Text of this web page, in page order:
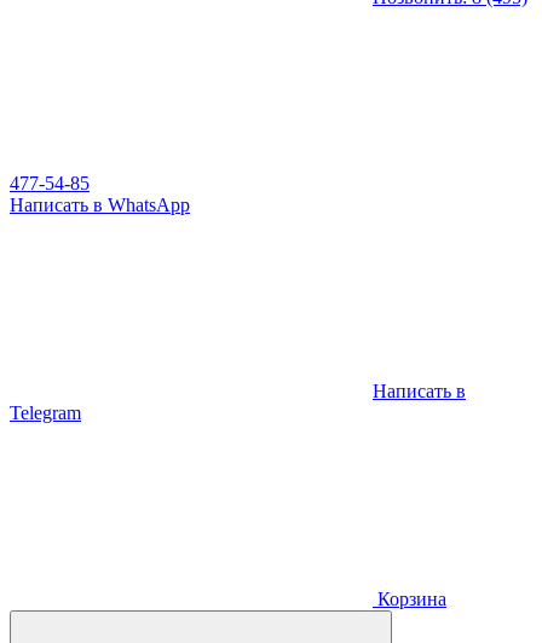
477-54-85
Написать в WhatsApp
Написать в
Telegram
Корзина